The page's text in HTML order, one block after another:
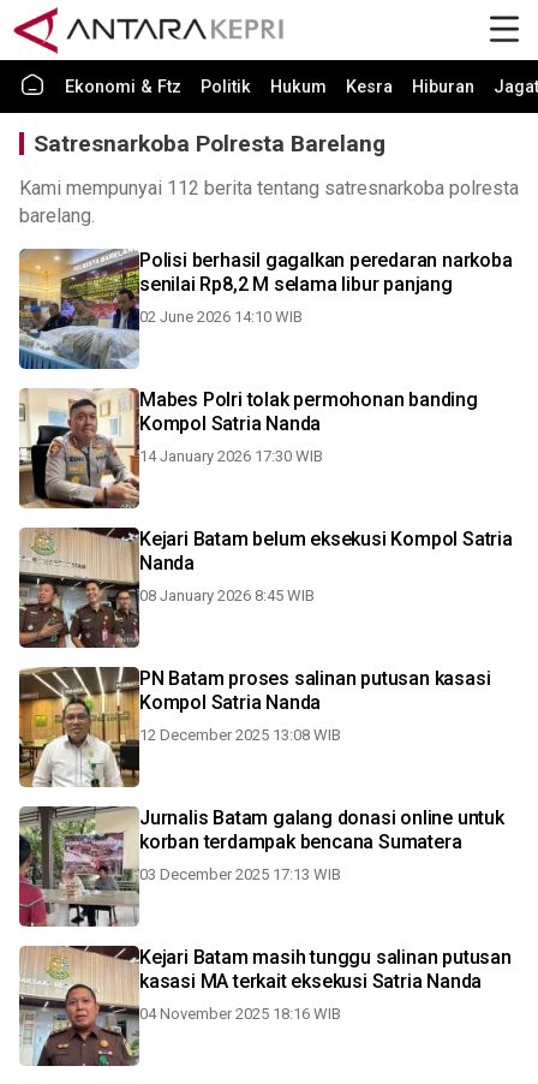
Ekonomi & Ftz Politik Hukum Kesra Hiburan Jagat
Satresnarkoba Polresta Barelang
Kami mempunyai 112 berita tentang satresnarkoba polresta
barelang.
Polisi berhasil gagalkan peredaran narkoba
senilai Rp8,2 M selama libur panjang
02 June 2026 14:10 WIB
Mabes Polri tolak permohonan banding
Kompol Satria Nanda
14 January 2026 17:30 WIB
Kejari Batam belum eksekusi Kompol Satria
Nanda
08 January 2026 8:45 WIB
PN Batam proses salinan putusan kasasi
Kompol Satria Nanda
12 December 2025 13:08 WIB
Jurnalis Batam galang donasi online untuk
korban terdampak bencana Sumatera
03 December 2025 17:13 WIB
Kejari Batam masih tunggu salinan putusan
kasasi MA terkait eksekusi Satria Nanda
04 November 2025 18:16 WIB